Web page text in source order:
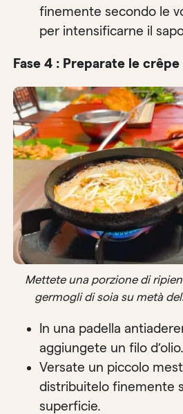
finemente secondo le
per intensificarne il
Fase 4 : Preparate le crêpe
Mettete una porzione di
germogli di soia su metà
In una padella
aggiungete un filo d’olio.
Versate un piccolo
distribuitelo finemente
superficie.